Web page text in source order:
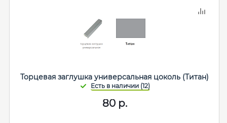
Торцевая заглушка универсальная цоколь (Титан)
80р.